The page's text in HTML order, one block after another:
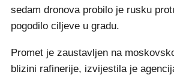
sedam dronova probilo je rusku
pogodilo ciljeve u gradu.
Promet je zaustavljen na
blizini rafinerije, izvijestila je